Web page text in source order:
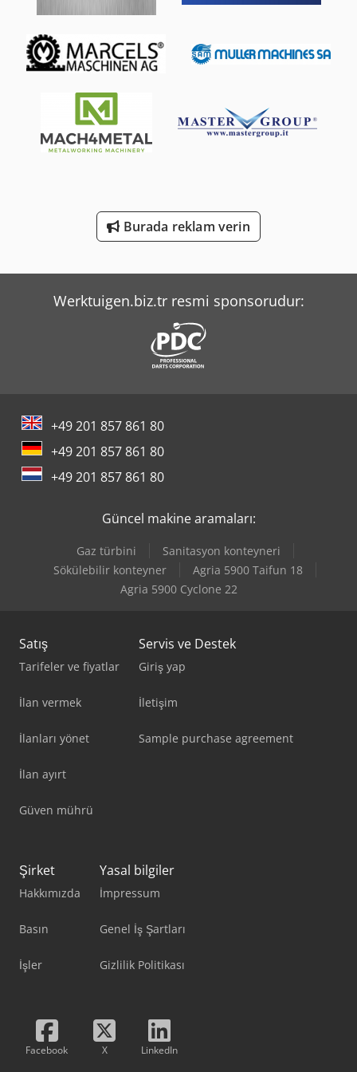
Sennebogen 818 E
Tec Freetec
Tec Rotec
Volvo A 25
Burada reklam verin
Werktuigen.biz.tr resmi sponsorudur:
+49 201 857 861 80
+49 201 857 861 80
+49 201 857 861 80
Güncel makine aramaları:
Gaz türbini
Sanitasyon konteyneri
Sökülebilir konteyner
Agria 5900 Taifun 18
Agria 5900 Cyclone 22
Satış
Tarifeler ve fiyatlar
İlan vermek
İlanları yönet
İlan ayırt
Güven mührü
Servis ve Destek
Giriş yap
İletişim
Sample purchase agreement
Şirket
Hakkımızda
Basın
İşler
Yasal bilgiler
İmpressum
Genel İş Şartları
Gizlilik Politikası
Facebook X LinkedIn